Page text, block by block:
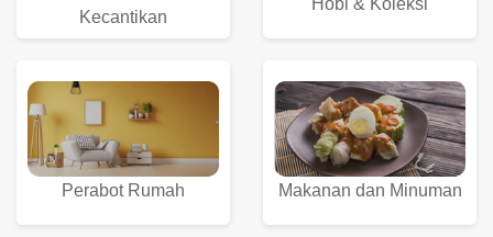
Kecantikan
Perabot Rumah Makanan dan Minuman